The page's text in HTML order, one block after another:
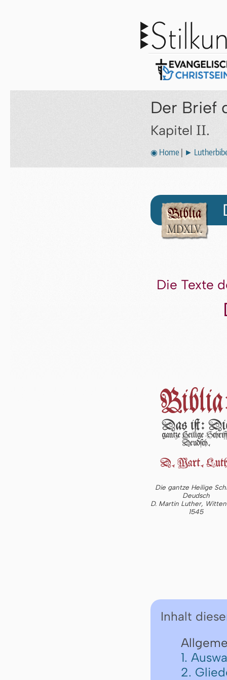
Der Brief
Kapitel II.
◉ Home ►
Die Texte
Die gantze Heilige
Deudsch
D. Martin Luther,
1545
Inhalt
1.
2.